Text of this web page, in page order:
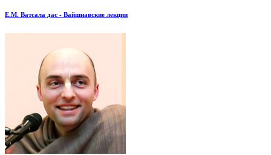
Е.М. Ватсала дас - Вайшнавские лекции